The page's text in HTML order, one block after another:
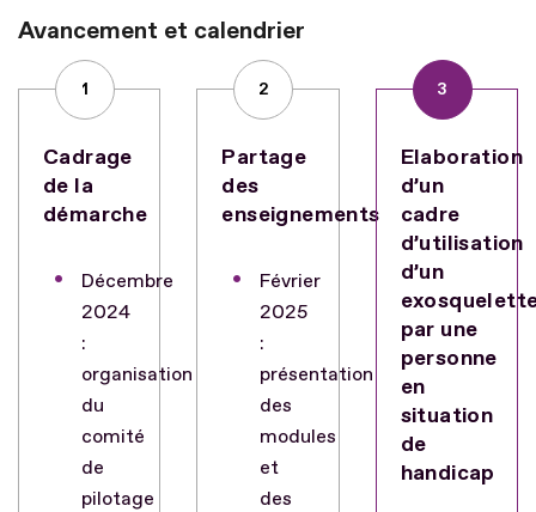
Avancement et calendrier
1
Cadrage
de la
démarche
Décembre
2024
:
organisation
du
comité
de
pilotage
2
Partage
des
enseignements
Février
2025
:
présentation
des
modules
et
des
3
Elaboration
d’un
cadre
d’utilisation
d’un
par une
personne
en
situation
de
handicap